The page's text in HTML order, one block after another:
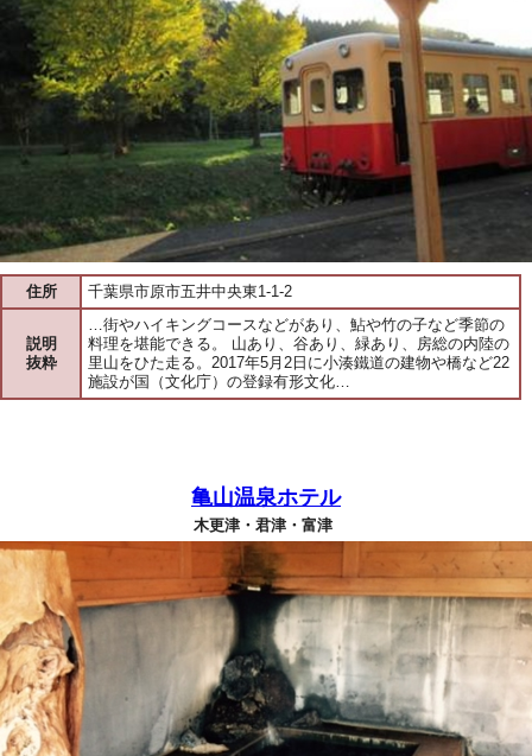
住所 千葉県市原市五井中央東1-1-2
説明
抜粋
…街やハイキングコースなどがあり、鮎や竹の子など季節の
料理を堪能できる。 山あり、谷あり、緑あり、房総の内陸の
里山をひた走る。2017年5月2日に小湊鐵道の建物や橋など22
施設が国（文化庁）の登録有形文化…
亀山温泉ホテル
木更津・君津・富津